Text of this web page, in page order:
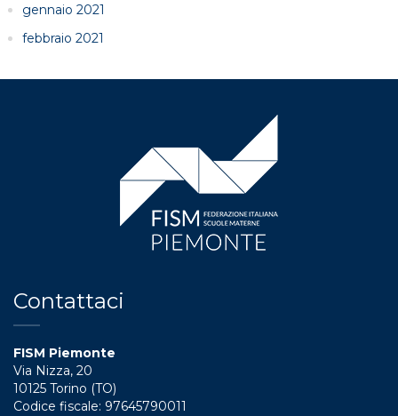
gennaio 2021
febbraio 2021
Contattaci
FISM Piemonte
Via Nizza, 20
10125 Torino (TO)
Codice fiscale: 97645790011